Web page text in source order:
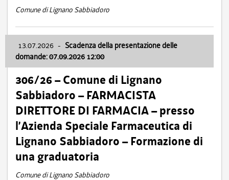
Comune di Lignano Sabbiadoro
13.07.2026 - Scadenza della presentazione delle
domande: 07.09.2026 12:00
306/26 – Comune di Lignano
Sabbiadoro – FARMACISTA
DIRETTORE DI FARMACIA – presso
l’Azienda Speciale Farmaceutica di
Lignano Sabbiadoro – Formazione di
una graduatoria
Comune di Lignano Sabbiadoro